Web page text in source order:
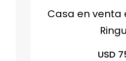
Casa en venta
USD